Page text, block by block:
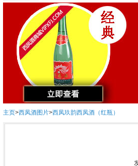
主页>西凤酒图片>西凤玖韵西凤酒（红瓶）